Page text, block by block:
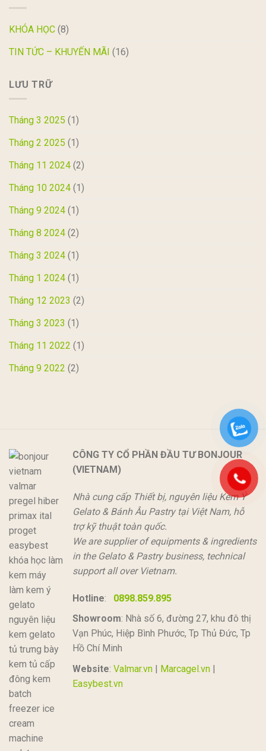
KHÓA HỌC (8)
TIN TỨC – KHUYẾN MÃI (16)
LƯU TRỮ
Tháng 3 2025 (1)
Tháng 2 2025 (1)
Tháng 11 2024 (2)
Tháng 10 2024 (1)
Tháng 9 2024 (1)
Tháng 8 2024 (2)
Tháng 3 2024 (1)
Tháng 1 2024 (1)
Tháng 12 2023 (2)
Tháng 3 2023 (1)
Tháng 11 2022 (1)
Tháng 9 2022 (2)
CÔNG TY CỔ PHẦN ĐẦU TƯ BONJOUR
(VIETNAM)
Nhà cung cấp Thiết bị, nguyên liệu Kem Ý
Gelato & Bánh Âu Pastry tại Việt Nam, hỗ
trợ kỹ thuật toàn quốc.
We are supplier of equipments & ingredients
in the Gelato & Pastry business, technical
support all over Vietnam.
Hotline: 0898.859.895
Showroom: Nhà số 6, đường 27, khu đô thị
Vạn Phúc, Hiệp Bình Phước, Tp Thủ Đức, Tp
Hồ Chí Minh
Website: Valmar.vn | Marcagel.vn |
Easybest.vn